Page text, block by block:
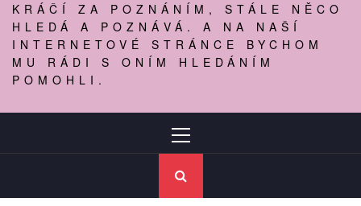
KRÁČÍ ZA POZNÁNÍM, STÁLE NĚCO
HLEDÁ A POZNÁVÁ. A NA NAŠÍ
INTERNETOVÉ STRÁNCE BYCHOM
MU RÁDI S ONÍM HLEDÁNÍM
POMOHLI.